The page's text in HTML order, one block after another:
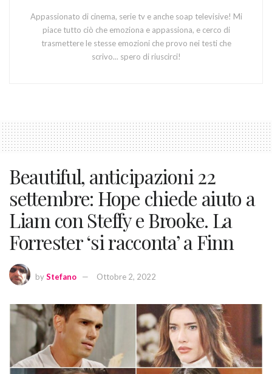
Appassionato di cinema, serie tv e anche soap televisive! Mi
piace tutto ciò che emoziona e appassiona, e cerco di
trasmettere le stesse emozioni che provo nei testi che
scrivo... spero di riuscirci!
Beautiful, anticipazioni 22
settembre: Hope chiede aiuto a
Liam con Steffy e Brooke. La
Forrester ‘si racconta’ a Finn
byStefano Ottobre 2, 2022